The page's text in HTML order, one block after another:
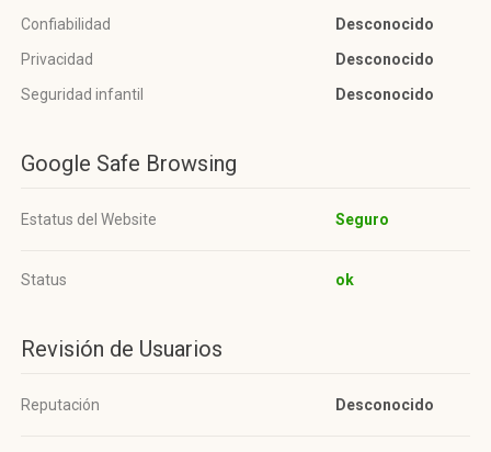
Confiabilidad
Desconocido
Privacidad
Desconocido
Seguridad infantil
Desconocido
Google Safe Browsing
Estatus del Website Seguro
Status ok
Revisión de Usuarios
Reputación Desconocido